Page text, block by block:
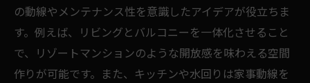
の動線やメンテナンス性を意識したアイデアが役立ちま
す。例えば、リビングとバルコニーを一体化させること
で、リゾートマンションのような開放感を味わえる空間
作りが可能です。また、キッチンや水回りは家事動線を